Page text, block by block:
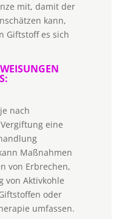
mit, damit der
kann,
Giftstoff es sich
nach
eine
Maßnahmen
von Erbrechen,
von Aktivkohle
oder
umfassen.